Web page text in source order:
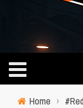
Home ›